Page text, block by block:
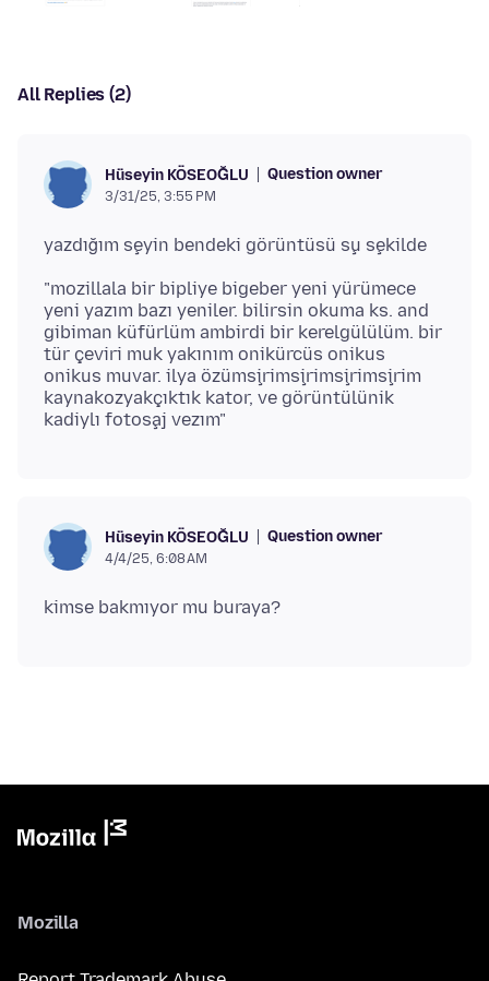
All Replies (2)
Hüseyin KÖSEOĞLU Question owner
3/31/25, 3:55 PM
"mozillala bir bipliye bigeber yeni yürümece
yeni yazım bazı yeniler. bilirsin okuma ks. and
gibiman küfürlüm ambirdi bir kerelgülülüm. bir
tür çeviri muk yakınım onikürcüs onikus
onikus muvar. ilya özümşirimşirimşirimşirim
kaynakozyakçıktık kator, ve görüntülünik
Hüseyin KÖSEOĞLU Question owner
4/4/25, 6:08 AM
Mozilla